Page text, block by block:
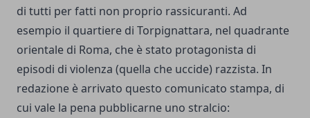
di tutti per fatti non proprio rassicuranti. Ad
esempio il quartiere di Torpignattara, nel quadrante
orientale di Roma, che è stato protagonista di
episodi di violenza (quella che uccide) razzista. In
redazione è arrivato questo comunicato stampa, di
cui vale la pena pubblicarne uno stralcio: